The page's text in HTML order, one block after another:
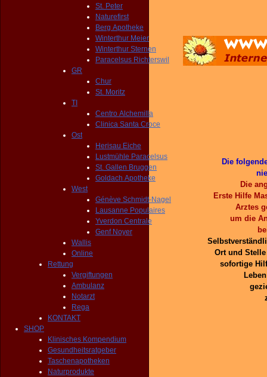
St. Peter
Naturefirst
Berg Apotheke
Winterthur Meier
Winterthur Sternen
Paracelsus Richterswil
GR
Chur
St. Moritz
TI
Centro Alchemilla
Clinica Santa Croce
Ost
Herisau Eiche
Lustmühle Paracelsus
St. Gallen Bruggen
Goldach Apotheke
West
Génève Schmidt-Nagel
Lausanne Populaires
Yverdon Centrale
Genf Noyer
Wallis
Online
Rettung
Vergiftungen
Ambulanz
Notarzt
Rega
KONTAKT
SHOP
Klinisches Kompendium
Gesundheitsratgeber
Taschenapotheken
Naturprodukte
Die
Die
Erste Hilfe
Arztes
um die
Ort und
sofortige